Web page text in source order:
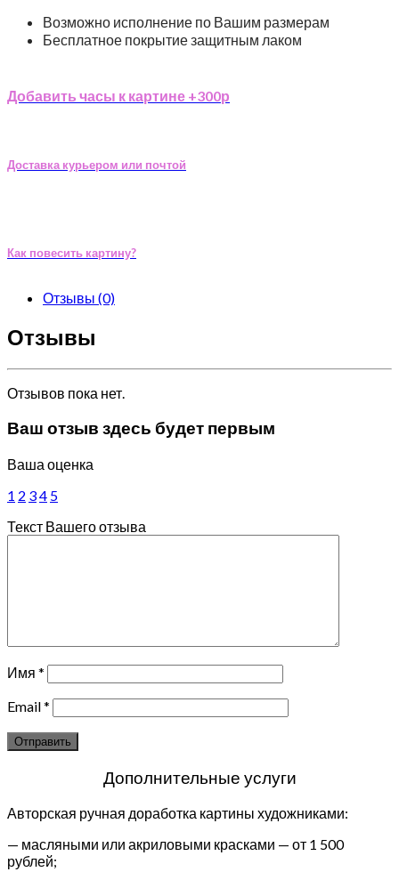
Возможно исполнение по Вашим размерам
Бесплатное покрытие защитным лаком
Добавить часы к картине +300р
Доставка курьером или почтой
Как повесить картину?
Отзывы (0)
Отзывы
Отзывов пока нет.
Ваш отзыв здесь будет первым
Ваша оценка
1 2 34 5
Текст Вашего отзыва
Имя *
Email*
Дополнительные услуги
Авторская ручная доработка картины художниками:
— масляными или акриловыми красками — от 1 500
рублей;